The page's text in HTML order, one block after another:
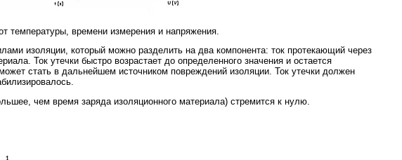
температуры, времени измерения и напряжения.
изоляции, который можно разделить на два компонента: ток протекающий через
Ток утечки быстро возрастает до определенного значения и остается
стать в дальнейшем источником повреждений изоляции. Ток утечки должен
чем время заряда изоляционного материала) стремится к нулю.